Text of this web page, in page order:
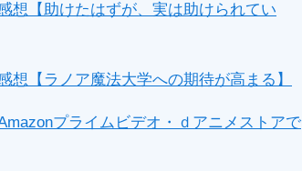
想【助けたはずが、実は助けられてい
想【ラノア魔法大学への期待が高まる】
プライムビデオ・ｄアニメストアで